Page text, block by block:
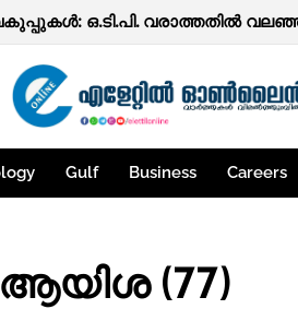
ഒ.ടി.പി. വരാത്തതിൽ
Gulf Business Careers
(77)